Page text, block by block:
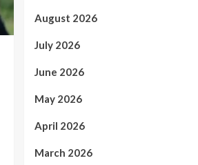
August 2026
July 2026
June 2026
May 2026
April 2026
March 2026